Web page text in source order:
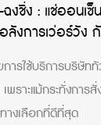
ชิ่ง : แช่ออนเซ็
งการเว่อร์วัง กั
ารใช้บริการบริษัท
ราะแม้กระทั่งการ
างเลือกที่ดีที่สุด